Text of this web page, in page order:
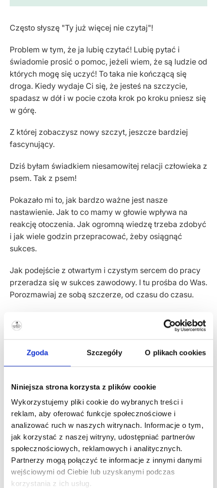
Zgoda Szczegóły O plikach cookies
Niniejsza strona korzysta z plików cookie
Wykorzystujemy pliki cookie do wybranych treści i
reklam, aby oferować funkcje społecznościowe i
analizować ruch w naszych witrynach. Informacje o tym,
jak korzystać z naszej witryny, udostępniać partnerów
społecznościowych, reklamowych i analitycznych.
Partnerzy mogą połączyć te informacje z innymi danymi
wejściowymi od Ciebie lub uzyskanymi podczas
korzystania z ich usług.
Często słyszę "Ty już więcej nie czytaj"!
Problem w tym, że ja lubię czytać! Lubię pytać i
świadomie prosić o pomoc, jeżeli wiem, że są ludzie od
których mogę się uczyć! To taka nie kończącą się
droga. Kiedy wydaje Ci się, że jesteś na szczycie,
spadasz w dół i w pocie czoła krok po kroku pniesz się
w górę.
Z której zobaczysz nowy szczyt, jeszcze bardziej
fascynujący.
Dziś byłam świadkiem niesamowitej relacji człowieka z
psem. Tak z psem!
Pokazało mi to, jak bardzo ważne jest nasze
nastawienie. Jak to co mamy w głowie wpływa na
reakcję otoczenia. Jak ogromną wiedzę trzeba zdobyć
i jak wiele godzin przepracować, żeby osiągnąć
sukces.
Jak podejście z otwartym i czystym sercem do pracy
przeradza się w sukces zawodowy. I tu prośba do Was.
Porozmawiaj ze sobą szczerze, od czasu do czasu.
Może trafisz na kogoś kto pomoże Ci rozwiązać Twój
problem. Nie okłamuj się, bo nie tędy droga... Twoje
kręgosłupem.
Żyj świadomie. Niewiedza nie zwalnia Cię z
odpowiedzialności i konsekwencji.
Specjaliści, którzy pomogą w tych
dolegliwościach